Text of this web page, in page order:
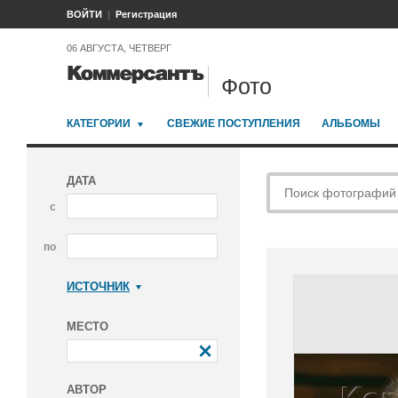
ВОЙТИ Регистрация
06 АВГУСТА, ЧЕТВЕРГ
Фото
КАТЕГОРИИ СВЕЖИЕ ПОСТУПЛЕНИЯ АЛЬБОМЫ
ДАТА
с
по
ИСТОЧНИК
МЕСТО
АВТОР